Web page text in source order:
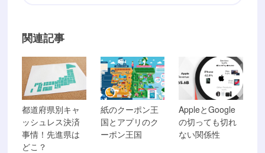
関連記事
都道府県別キャ
ッシュレス決済
事情！先進県は
どこ？
紙のクーポン王
国とアプリのク
ーポン王国
AppleとGoogle
の切っても切れ
ない関係性